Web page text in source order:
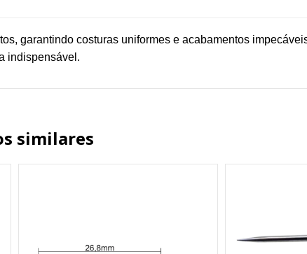
garantindo costuras uniformes e acabamentos
indispensável.
similares